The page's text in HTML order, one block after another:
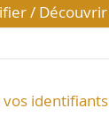
/ Découvrir
vos identifiants